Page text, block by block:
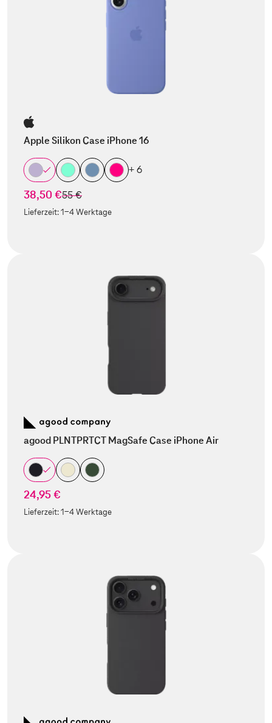
Apple Silikon Case iPhone 16
+ 6
38,50 €statt
55 €
Lieferzeit:1-4 Werktage
agood PLNTPRTCT MagSafe Case iPhone Air
24,95 €
Lieferzeit:1-4 Werktage